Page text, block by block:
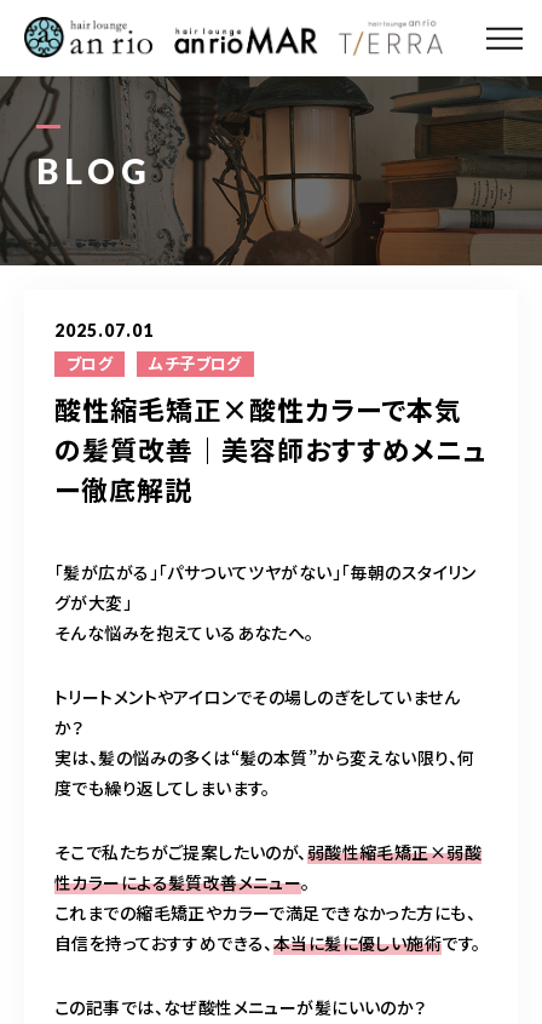
BLOG
2025.07.01
ブログ ムチ子ブログ
酸性縮毛矯正×酸性カラーで本気
の髪質改善｜美容師おすすめメニュ
ー徹底解説
「髪が広がる」「パサついてツヤがない」「毎朝のスタイリン
グが大変」
そんな悩みを抱えているあなたへ。
トリートメントやアイロンでその場しのぎをしていません
か？
実は、髪の悩みの多くは“髪の本質”から変えない限り、何
度でも繰り返してしまいます。
そこで私たちがご提案したいのが、弱酸性縮毛矯正×弱酸
性カラーによる髪質改善メニュー。
これまでの縮毛矯正やカラーで満足できなかった方にも、
自信を持っておすすめできる、本当に髪に優しい施術です。
この記事では、なぜ酸性メニューが髪にいいのか？
ABOUT US
MENU
STYLE
STAFF〈anrio MAR〉
STAFF〈anrio TIERRA〉
RECRUIT 求人・採用
BLOG
ACCESS
CONTACT
098-943-5969
【an rio】営業時間 10:00～19:00（日月除く）
098-917-5366